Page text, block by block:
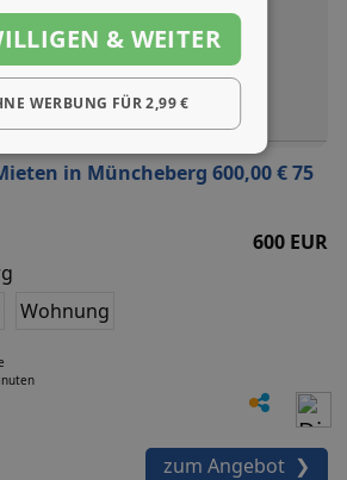
in Müncheberg 600,00 € 75
600 EUR
Wohnung
zum Angebot ❯
& WEITER
WERBUNG FÜR 2,99 €